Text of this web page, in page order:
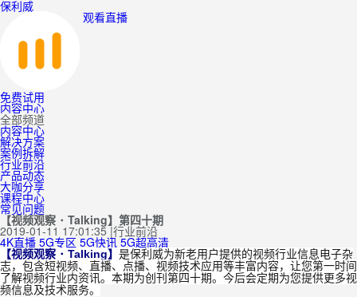
保利威
观看直播
免费试用
内容中心
全部频道
内容中心
解决方案
案例拆解
行业前沿
产品动态
大咖分享
课程中心
常见问题
【视频观察 ･ Talking】第四十期
2019-01-11 17:01:35 |行业前沿
4K直播 5G专区 5G快讯 5G超高清
【视频观察 ･ Talking】 是保利威为新老用户提供的视频行业信息电子杂
志，包含短视频、直播、点播、视频技术应用等丰富内容，让您第一时间
了解视频行业内资讯。本期为创刊第四十期。今后会定期为您提供更多视
频信息及技术服务。